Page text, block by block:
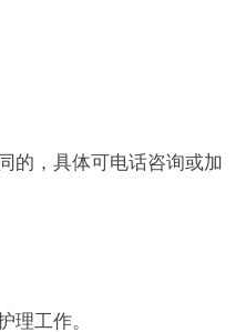
，具体可电话咨询或加
工作。